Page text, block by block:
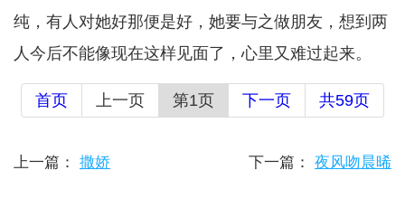
纯，有人对她好那便是好，她要与之做朋友，想到两
人今后不能像现在这样见面了，心里又难过起来。
首页 上一页 第1页 下一页 共59页
上一篇： 撒娇 下一篇： 夜风吻晨晞